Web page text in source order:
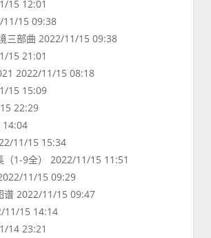
15 12:01
11/15 09:38
三部曲 2022/11/15 09:38
15 21:01
2022/11/15 08:18
15 15:09
22:29
14:04
11/15 15:34
（1-9全） 2022/11/15 11:51
11/15 09:29
谱 2022/11/15 09:47
11/15 14:14
14 23:21